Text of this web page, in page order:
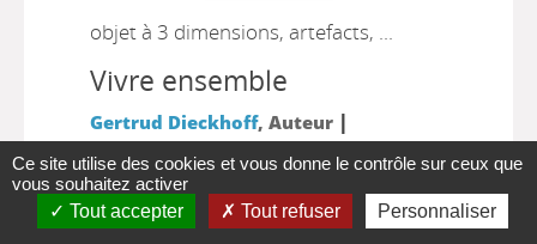
objet à 3 dimensions, artefacts, ...
Vivre ensemble
Gertrud Dieckhoff, Auteur |
|
Peur, courage, créativité, humour,
solidarité: dans leur vie quotidienne, les
Ce site utilise des cookies et vous donne le contrôle sur ceux que
vous souhaitez activer
Tout accepter
Tout refuser Personnaliser